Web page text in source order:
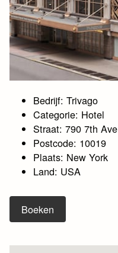
Bedrijf: Trivago
Categorie: Hotel
Straat: 790 7th Ave
Postcode: 10019
Plaats: New York
Land: USA
Boeken